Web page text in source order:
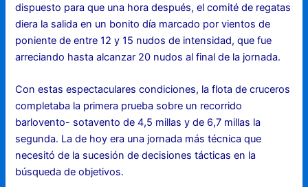
dispuesto para que una hora después, el comité de regatas
diera la salida en un bonito día marcado por vientos de
poniente de entre 12 y 15 nudos de intensidad, que fue
arreciando hasta alcanzar 20 nudos al final de la jornada.
Con estas espectaculares condiciones, la flota de cruceros
completaba la primera prueba sobre un recorrido
barlovento- sotavento de 4,5 millas y de 6,7 millas la
segunda. La de hoy era una jornada más técnica que
necesitó de la sucesión de decisiones tácticas en la
búsqueda de objetivos.